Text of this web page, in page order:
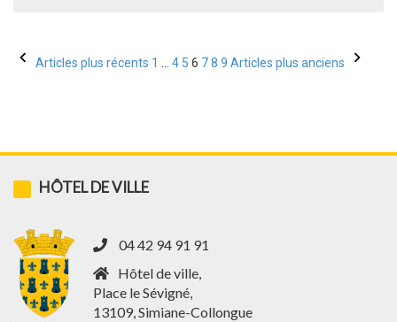
Pagination
Articles plus récents 1 4 5 6 78 9 Articles plus anciens
HÔTEL DE VILLE
04 42 94 91 91
Hôtel de ville,
Place le Sévigné,
13109, Simiane-Collongue